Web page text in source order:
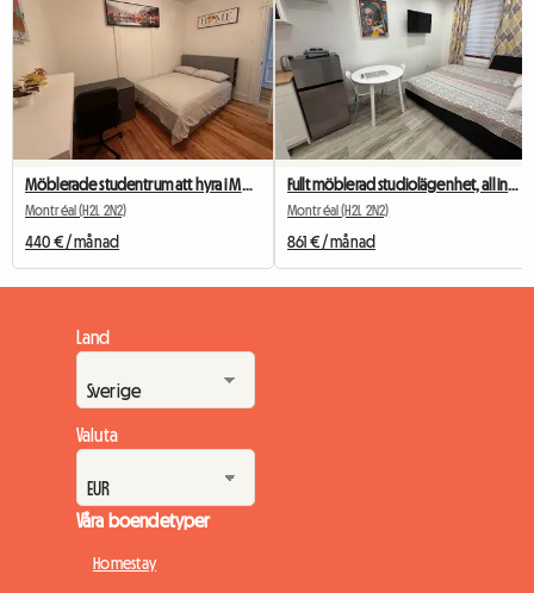
Montréal (H2L 2N2)
440 € / månad
Montréal (H2L 2N2)
861 € / månad
Land
Valuta
Våra boendetyper
Homestay